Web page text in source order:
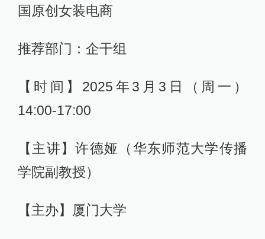
国原创女装电商
推荐部门：企干组
【时间】2025年3月3日（周一）
14:00-17:00
【主讲】许德娅（华东师范大学传播
学院副教授）
【主办】厦门大学